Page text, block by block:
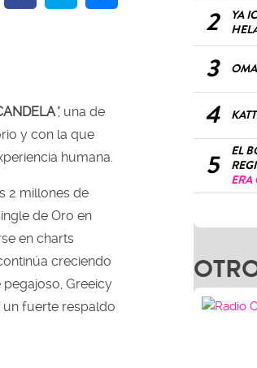
, una de
y con la que
humana.
2 millones de
de Oro en
en charts
creciendo
Greeicy
un fuerte respaldo
2
YA
3
4
5
EL
ERA